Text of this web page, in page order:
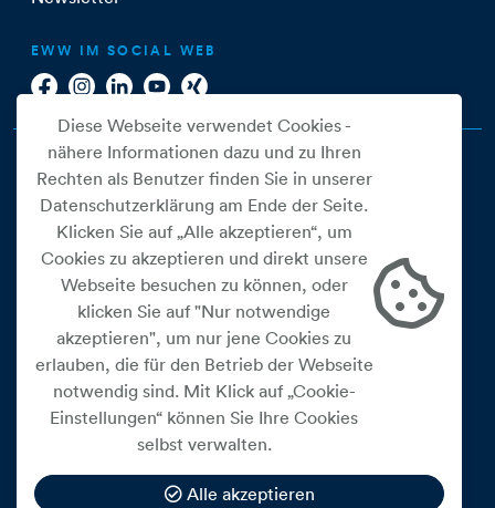
EWW IM SOCIAL WEB
Cookie Einstellungen
Datenschutz
Impressum
Widerrufsbelehrung
Medienfreiheitsgesetz
Barrierefreiheitserklärung
Diese Webseite verwendet Cookies -
nähere Informationen dazu und zu Ihren
Rechten als Benutzer finden Sie in unserer
Datenschutzerklärung am Ende der Seite.
Klicken Sie auf „Alle akzeptieren“, um
Cookies zu akzeptieren und direkt unsere
Webseite besuchen zu können, oder
klicken Sie auf "Nur notwendige
akzeptieren", um nur jene Cookies zu
erlauben, die für den Betrieb der Webseite
notwendig sind. Mit Klick auf „Cookie-
Einstellungen“ können Sie Ihre Cookies
selbst verwalten.
Alle akzeptieren